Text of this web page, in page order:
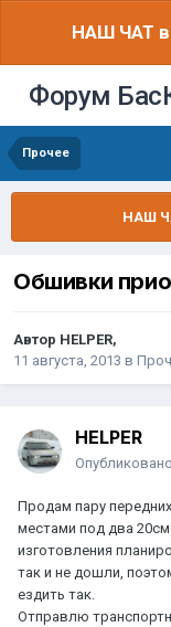
НАШ ЧАТ
Форум
Прочее
НАШ
Обшивки
Автор HELPER,
11 августа, 2013 в
HELPER
Опубликовано
Продам пару
местами под два
изготовления
так и не дошли,
ездить так.
Отправлю